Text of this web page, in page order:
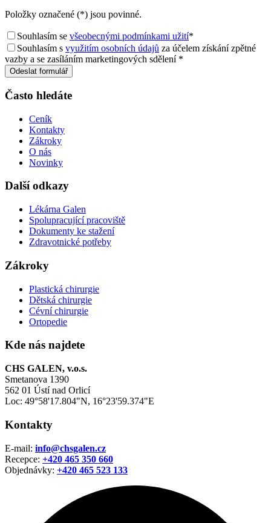
Položky označené (*) jsou povinné.
Souhlasím se všeobecnými podmínkami užití*
Souhlasím s využitím osobních údajů za účelem získání zpětné
vazby a se zasíláním marketingových sdělení *
Odeslat formulář
Často hledáte
Ceník
Kontakty
Zákroky
O nás
Novinky
Další odkazy
Lékárna Galen
Spolupracující pracoviště
Dokumenty ke stažení
Zdravotnické potřeby
Zákroky
Plastická chirurgie
Dětská chirurgie
Cévní chirurgie
Ortopedie
Kde nás najdete
CHS GALEN, v.o.s.
Smetanova 1390
562 01 Ústí nad Orlicí
Loc: 49°58'17.804"N, 16°23'59.374"E
Kontakty
E-mail: info@chsgalen.cz
Recepce: +420 465 350 660
Objednávky: +420 465 523 133